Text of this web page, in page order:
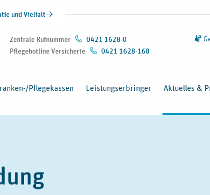
und Vielfalt
Zentrale Rufnummer
0421 1628-0
Pflegehotline Versicherte
0421 1628-168
Pflegekassen Leistungserbringer Aktuelles &